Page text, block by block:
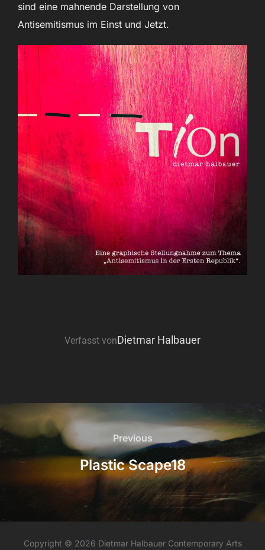
sind eine mahnende Darstellung von
Antisemitismus im Einst und Jetzt.
BEITRAGSAUTOR
Verfasst vonDietmar Halbauer
Beitragsnavigation
Previous
Previous
Plastic Scape18
Copyright © 2026 Dietmar Halbauer Contemporary Arts